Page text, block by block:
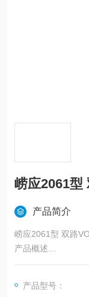
崂应2061型
产品简介
崂应2061型 双路
产品概述
本仪器即可应用于
种环境污染气体成
产品型号：